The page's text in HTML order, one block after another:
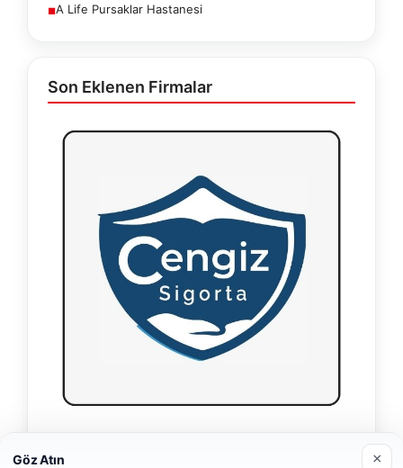
■A Life Pursaklar Hastanesi
Son Eklenen Firmalar
26/05/2026
Göz Atın ×